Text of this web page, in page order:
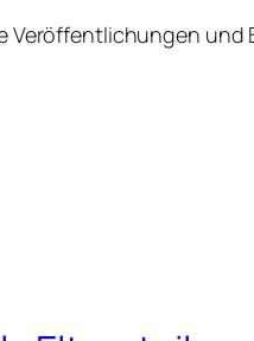
Veröffentlichungen und